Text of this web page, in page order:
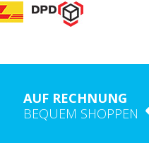
AUF RECHNUNG
BEQUEM SHOPPEN